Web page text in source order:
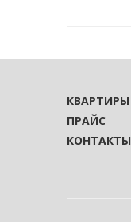
КВАРТИРЫ
ПРАЙС
КОНТАКТЫ